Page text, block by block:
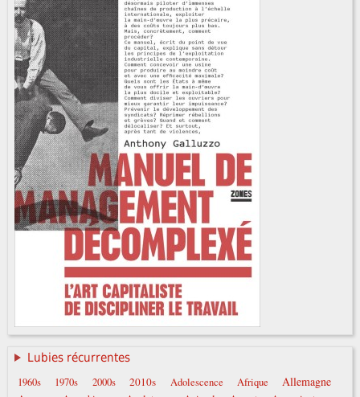
Lubies récurrentes
1960s 1970s 2000s 2010s Adolescence Afrique Allemagne